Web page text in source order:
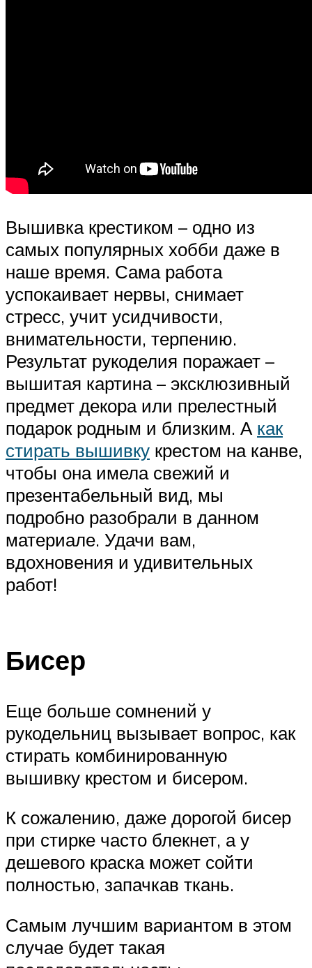
Вышивка крестиком – одно из
самых популярных хобби даже в
наше время. Сама работа
успокаивает нервы, снимает
стресс, учит усидчивости,
внимательности, терпению.
Результат рукоделия поражает –
вышитая картина – эксклюзивный
предмет декора или прелестный
подарок родным и близким. А как
стирать вышивку крестом на канве,
чтобы она имела свежий и
презентабельный вид, мы
подробно разобрали в данном
материале. Удачи вам,
вдохновения и удивительных
работ!
Бисер
Еще больше сомнений у
рукодельниц вызывает вопрос, как
стирать комбинированную
вышивку крестом и бисером.
К сожалению, даже дорогой бисер
при стирке часто блекнет, а у
дешевого краска может сойти
полностью, запачкав ткань.
Самым лучшим вариантом в этом
случае будет такая